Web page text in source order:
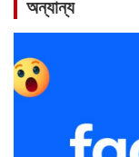
অন্যান্য